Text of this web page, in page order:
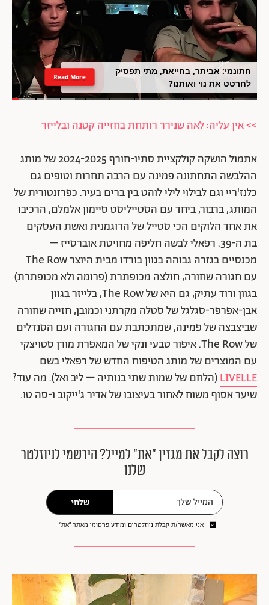
חתונמי: אביתר, בחייאת, מתי תפסיק
לחרטט את נוי ואותנו?
Read More
>> אין עליה: לאה שנירר רותחת בחזייה קטנה ובלייזר
אתמול הושקה קולקציית סתיו-חורף 2024-2025 של מותג
ההלבשה התחתונה פמינה עם הרבה תחרות וטופים גם
כלנז'ריי וגם לבילוי לילי לוהט בין ברים בעיר. כפרזנטורית של
המותג, ברבור, ביחד עם הסטייליסט סיימון אלמלם, הרכיבו
את אחד הלוקים הכי סטייל של הדוגמנית ואשת העסקים
בת ה-39. רפאלי לבשה חליפה מחויטת אוברסייז –
מכנסיים בגזרה גבוהה בגוון בורדו מבית היוצר The Row
עם חגורה שחורה, חולצה מכופתרת (פרומה ולא מכופתרת)
בגוון ורוד עתיק, גם היא של The Row, בלייזר בגוון
אבן-אפרפר-סגלגל של סטלה מקרתני וכמובן, חזייה שחורה
שביצבצה של פמינה, שמתכתבת עם החגורה ועם הסנדלים
של The Row. איפור טבעי ונקי של המאפרת מורן סטויצקי
עם המוצרים של מותג הטיפוח החדש של רפאלי בשם
LIVELLE(הלחם של שמות שתי בנותיה – ליב ואל). מה עוד?
שיער אסוף משוח לאחור בעיצובו של אדיר ג'ייקוב ו-סה טו.
רוצה לקבל את מגזין ״את״ למייל? הירשמי לניוזלטר
שלנו
שלחי
אני מאשר/ת קבלת ניוזלטרים ומידע פרסומי מאתר ״את״